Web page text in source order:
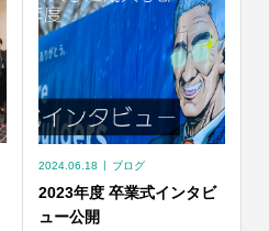
2024.06.18 ブログ
2023年度 卒業式インタビ
ュー公開